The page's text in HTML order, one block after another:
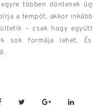
többen döntenek
a tempót, akkor
– csak hogy együtt
sok formája lehet.